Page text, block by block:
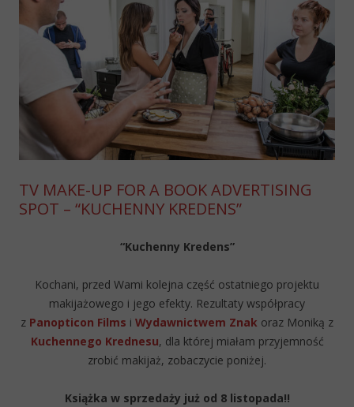
TV MAKE-UP FOR A BOOK ADVERTISING
SPOT – “KUCHENNY KREDENS”
“Kuchenny Kredens”
Kochani, przed Wami kolejna część ostatniego projektu
makijażowego i jego efekty. Rezultaty współpracy
z Panopticon Films i Wydawnictwem Znak oraz Moniką z
Kuchennego Krednesu, dla której miałam przyjemność
zrobić makijaż, zobaczycie poniżej.
Książka w sprzedaży już od 8 listopada!!